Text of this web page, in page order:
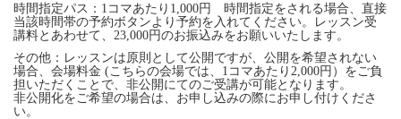
時間指定パス：1コマあたり1,000円 時間指定をされる場合、直接
当該時間帯の予約ボタンより予約を入れてください。レッスン受
講料とあわせて、23,000円のお振込みをお願いいたします。
その他：レッスンは原則として公開ですが、公開を希望されない
場合、会場料金 (こちらの会場では、1コマあたり2,000円）をご負
担いただくことで、非公開にてのご受講が可能となります。
非公開化をご希望の場合は、お申し込みの際にお申し付けくださ
い。